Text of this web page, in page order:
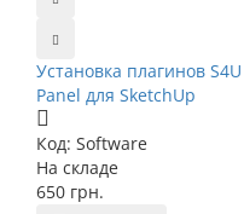
Установка плагинов S4U
Panel для SketchUp
Код: Software
На складе
650 грн.